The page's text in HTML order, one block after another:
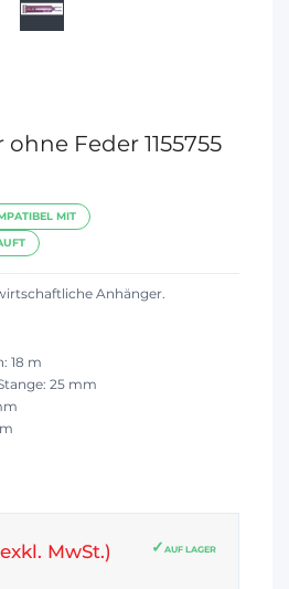
Feder 1155755
MIT
Anhänger.
18 m
25 mm
AUF LAGER
MwSt.)